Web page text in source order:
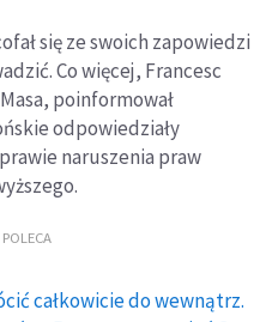
się ze swoich zapowiedzi
Co więcej, Francesc
poinformował
odpowiedziały
naruszenia praw
całkowicie do wewnątrz.